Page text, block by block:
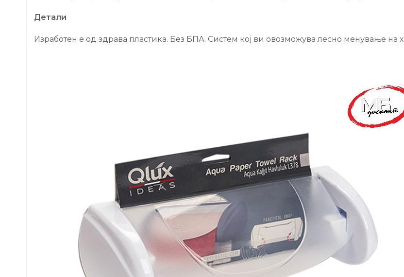
Детали
Изработен е од здрава пластика. Без БПА. Систем кој ви овозможува лесно менување на